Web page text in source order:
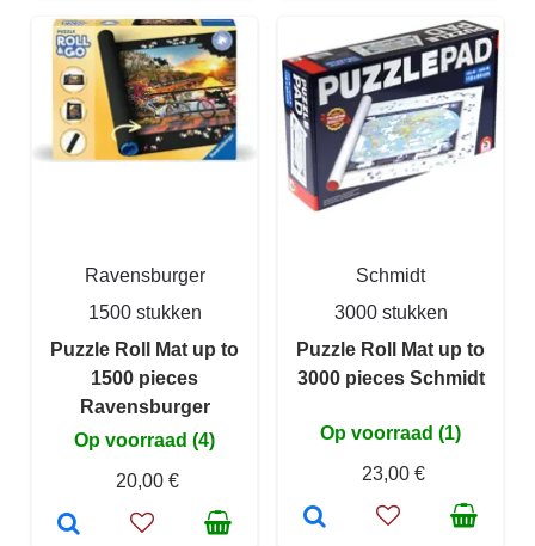
Ravensburger
1500 stukken
Puzzle Roll Mat up to
1500 pieces
Ravensburger
Op voorraad (4)
20,00 €
Schmidt
3000 stukken
Puzzle Roll Mat up to
3000 pieces Schmidt
Op voorraad (1)
23,00 €